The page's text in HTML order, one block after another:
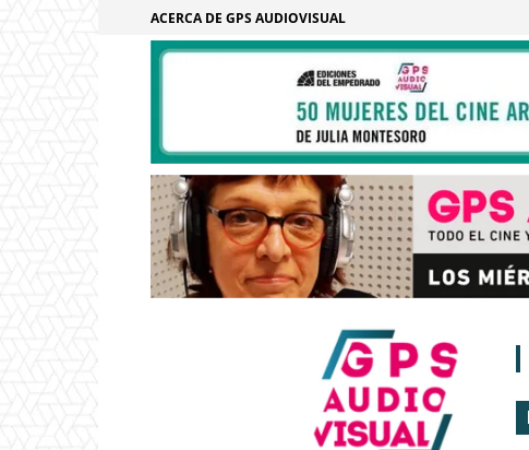
ACERCA DE GPS AUDIOVISUAL